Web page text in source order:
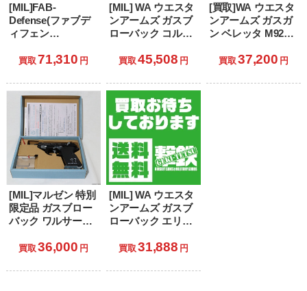
[MIL]FAB-
Defense(ファブデ
ィフェン
ネイト) CO2 ガス
KPOS-9(ストライ
カーナイン+KPOS
G2 カービンキッ
ト)(CB04K) (18歳以
上専用)
買取 71,310 円
[MIL] WA ウエスタ
ンアームズ ガスブ
ローバック コルト
クマッチ デルタ
プ HW(ヘビーウェ
イト) (18歳以上専
用)
買取 45,508 円
[買取]WA ウエスタ
ンアームズ ガスガ
ン ベレッタ M92FS
デル 「魔法少女ま
歳以上専用)
買取 37,200 円
[MIL]マルゼン 特別
限定品 ガスブロー
バック ワルサー
ス・モデル (18歳以
買取 36,000 円
[MIL] WA ウエスタ
ンアームズ ガスブ
ローバック エリー
G10グリップ
ト) (18歳以上専用)
買取 31,888 円